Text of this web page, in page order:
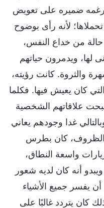
يرغمه ضميره على تعويض
لأنه رأى بوضوح
من خداع النفس،
لها، ويدمرون حياتهم
والثروة. كانت رؤيته،
التي كان يعيش فيها. فكلما
علاقاتهم الشخصية
غدا وجودهم يعاني
الظروف، كان بطرس
واسعة النطاق،
أنه كان لديه شعور
يفسر جميع الأشياء
كان يتردد غالبًا على